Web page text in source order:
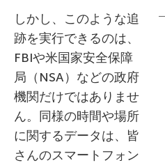
しかし、このような追
跡を実行できるのは、
FBIや米国家安全保障
局（NSA）などの政府
機関だけではありませ
ん。同様の時間や場所
に関するデータは、皆
さんのスマートフォン